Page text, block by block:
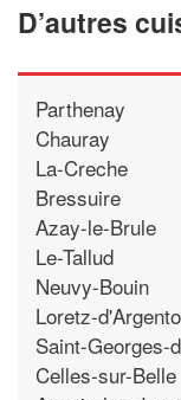
D’autres
Parthenay
Chauray
La-Creche
Bressuire
Azay-le-Brule
Le-Tallud
Neuvy-Bouin
Loretz-
Saint-Georges-
Celles-sur-Belle